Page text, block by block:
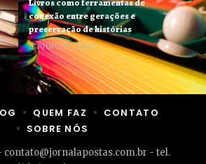
conexão entre gerações e
preservação de histórias
JULHO 27, 2026
contato@jornalapostas.com.br - tel.
QUEM FAZ
CONTATO
SOBRE NÓS